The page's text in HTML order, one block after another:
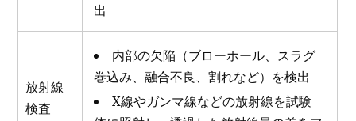
出
放射線
検査
内部の欠陥（ブローホール、スラグ
巻込み、融合不良、割れなど）を検出
X線やガンマ線などの放射線を試験